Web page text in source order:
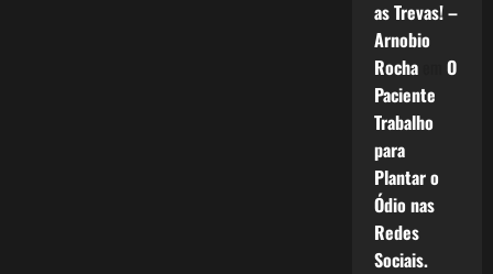
as Trevas! –
Arnobio
Rochaem O
Paciente
Trabalho
para
Plantar o
Ódio nas
Redes
Sociais.